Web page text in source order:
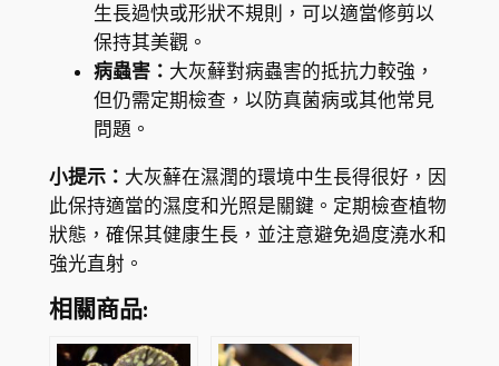
生長過快或形狀不規則，可以適當修剪以
保持其美觀。
病蟲害： 大灰蘚對病蟲害的抵抗力較強，
但仍需定期檢查，以防真菌病或其他常見
問題。
小提示： 大灰蘚在濕潤的環境中生長得很好，因
此保持適當的濕度和光照是關鍵。定期檢查植物
狀態，確保其健康生長，並注意避免過度澆水和
強光直射。
相關商品: